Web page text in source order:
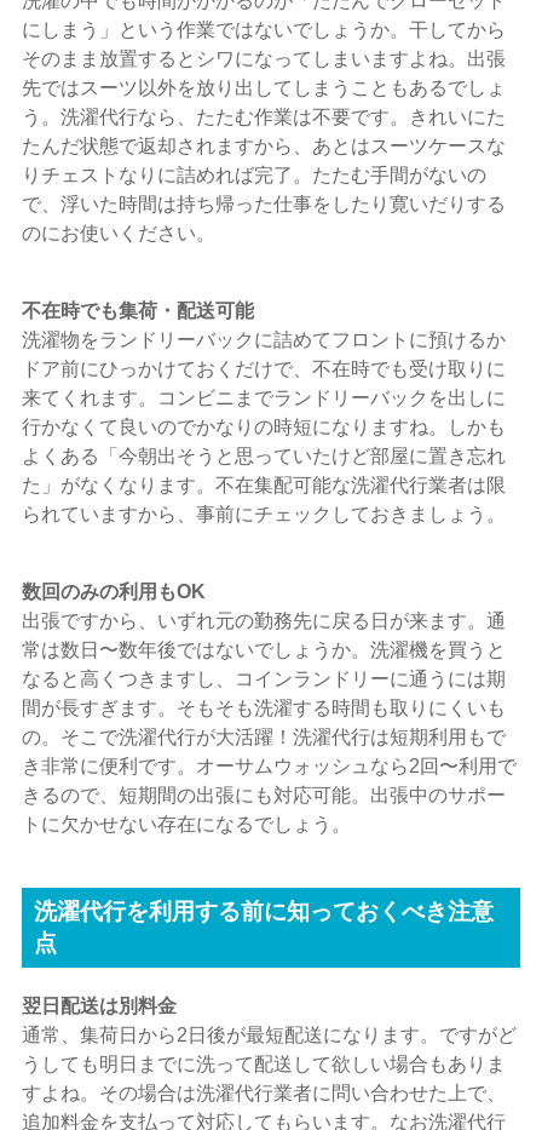
にしまう」という作業ではないでしょうか。干してから
そのまま放置するとシワになってしまいますよね。出張
先ではスーツ以外を放り出してしまうこともあるでしょ
う。洗濯代行なら、たたむ作業は不要です。きれいにた
たんだ状態で返却されますから、あとはスーツケースな
りチェストなりに詰めれば完了。たたむ手間がないの
で、浮いた時間は持ち帰った仕事をしたり寛いだりする
のにお使いください。
不在時でも集荷・配送可能
洗濯物をランドリーバックに詰めてフロントに預けるか
ドア前にひっかけておくだけで、不在時でも受け取りに
来てくれます。コンビニまでランドリーバックを出しに
行かなくて良いのでかなりの時短になりますね。しかも
よくある「今朝出そうと思っていたけど部屋に置き忘れ
た」がなくなります。不在集配可能な洗濯代行業者は限
られていますから、事前にチェックしておきましょう。
数回のみの利用もOK
出張ですから、いずれ元の勤務先に戻る日が来ます。通
常は数日〜数年後ではないでしょうか。洗濯機を買うと
なると高くつきますし、コインランドリーに通うには期
間が長すぎます。そもそも洗濯する時間も取りにくいも
の。そこで洗濯代行が大活躍！洗濯代行は短期利用もで
き非常に便利です。オーサムウォッシュなら2回〜利用で
きるので、短期間の出張にも対応可能。出張中のサポー
トに欠かせない存在になるでしょう。
洗濯代行を利用する前に知っておくべき注意
点
翌日配送は別料金
通常、集荷日から2日後が最短配送になります。ですがど
うしても明日までに洗って配送して欲しい場合もありま
すよね。その場合は洗濯代行業者に問い合わせた上で、
追加料金を支払って対応してもらいます。なお洗濯代行